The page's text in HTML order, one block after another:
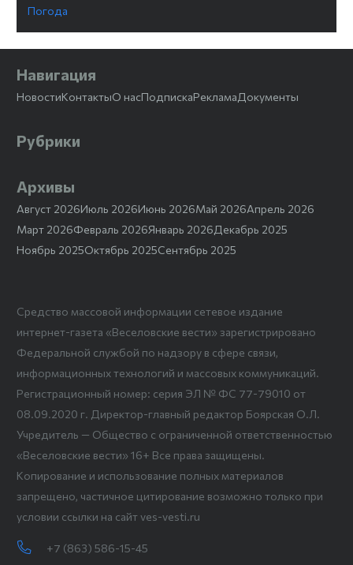
Погода
Навигация
НовостиКонтактыО насПодпискаРекламаДокументы
Рубрики
Архивы
Август 2026Июль 2026Июнь 2026Май 2026Апрель 2026
Март 2026Февраль 2026Январь 2026Декабрь 2025
Ноябрь 2025Октябрь 2025Сентябрь 2025
Средство массовой информации сетевое издание
интернет-газета «Веселовские вести» зарегистрировано
Федеральной службой по надзору в сфере связи,
информационных технологий и массовых коммуникаций.
Регистрационный номер: серия ЭЛ № ФС 77-79010 от
08.09.2020 г. Директор-главный редактор Боярская О.Л.
Учредитель — Общество с ограниченной ответственностью
«Веселовские вести» 16+ Все права защищены.
Копирование и использование полных материалов
запрещено, частичное цитирование возможно только при
условии ссылки на сайт ves-vesti.ru
+7 (863) 586-15-45